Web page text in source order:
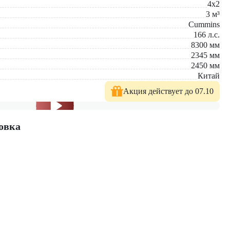
Компактные размеры позволяют работать там, где не
Мы предлагаем:
поможем подобрать оптимальное решение!
4x2
3 м³
Cummins
166 л.с.
8300 мм
2345 мм
2450 мм
Китай
Акция действует до 07.10